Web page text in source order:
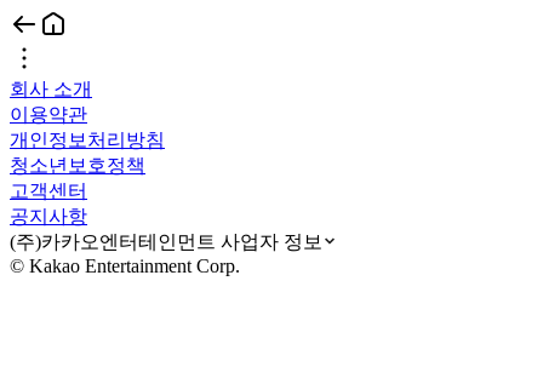
회사 소개
이용약관
개인정보처리방침
청소년보호정책
고객센터
공지사항
(주)카카오엔터테인먼트 사업자 정보
© Kakao Entertainment Corp.